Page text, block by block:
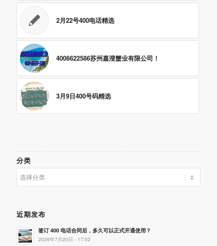
2月22号400电话精选
4006622586苏州嘉澄蟹业有限公司！
3月9日400号码精选
分类
类
近期发布
签订 400 电话合同后，多久可以正式开通使用？
2026年7月20日 - 17:02